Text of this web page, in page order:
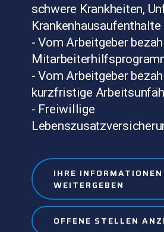
schwere Krankheiten,
Krankenhausaufenthalte
- Vom Arbeitgeber
- Vom Arbeitgeber
kurzfristige
- Freiwillige
IHRE INFORMATIONEN
WEITERGEBEN
OFFENE STELLEN